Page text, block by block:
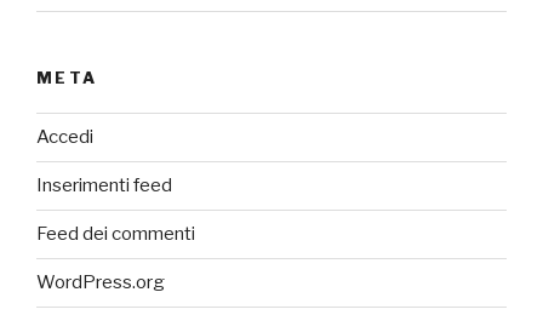
META
Accedi
Inserimenti feed
Feed dei commenti
WordPress.org